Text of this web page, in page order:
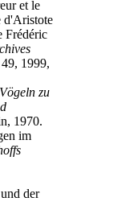
et le
d'Aristote
Frédéric
49, 1999,
zu
1970.
im
der